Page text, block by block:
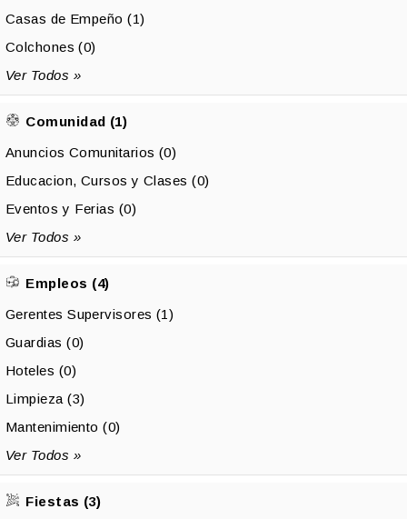
Casas de Empeño (1)
Colchones (0)
Ver Todos »
Comunidad (1)
Anuncios Comunitarios (0)
Educacion, Cursos y Clases (0)
Eventos y Ferias (0)
Ver Todos »
Empleos (4)
Gerentes Supervisores (1)
Guardias (0)
Hoteles (0)
Limpieza (3)
Mantenimiento (0)
Ver Todos »
Fiestas (3)